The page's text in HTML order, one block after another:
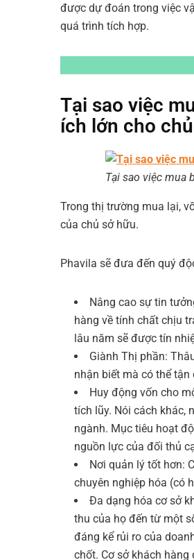
được dự đoán trong việc
quá trình tích hợp.
Tại sao việc
ích lớn cho
Tại sao việc mua
Trong thị trường mua lại,
của chủ sở hữu.
Phavila sẽ đưa đến quý
Nâng cao sự tin
hàng về tính chất chịu
lâu năm sẽ được tín
Giành Thị phần:
nhận biết mà có thể tận
Huy động vốn cho
tích lũy. Nói cách khác,
ngành. Mục tiêu hoạt
nguồn lực của đối thủ
Nơi quản lý tốt hơn:
chuyên nghiệp hóa (có
Đa dạng hóa cơ sở
thu của họ đến từ một
đáng kể rủi ro của
chốt. Cơ sở khách